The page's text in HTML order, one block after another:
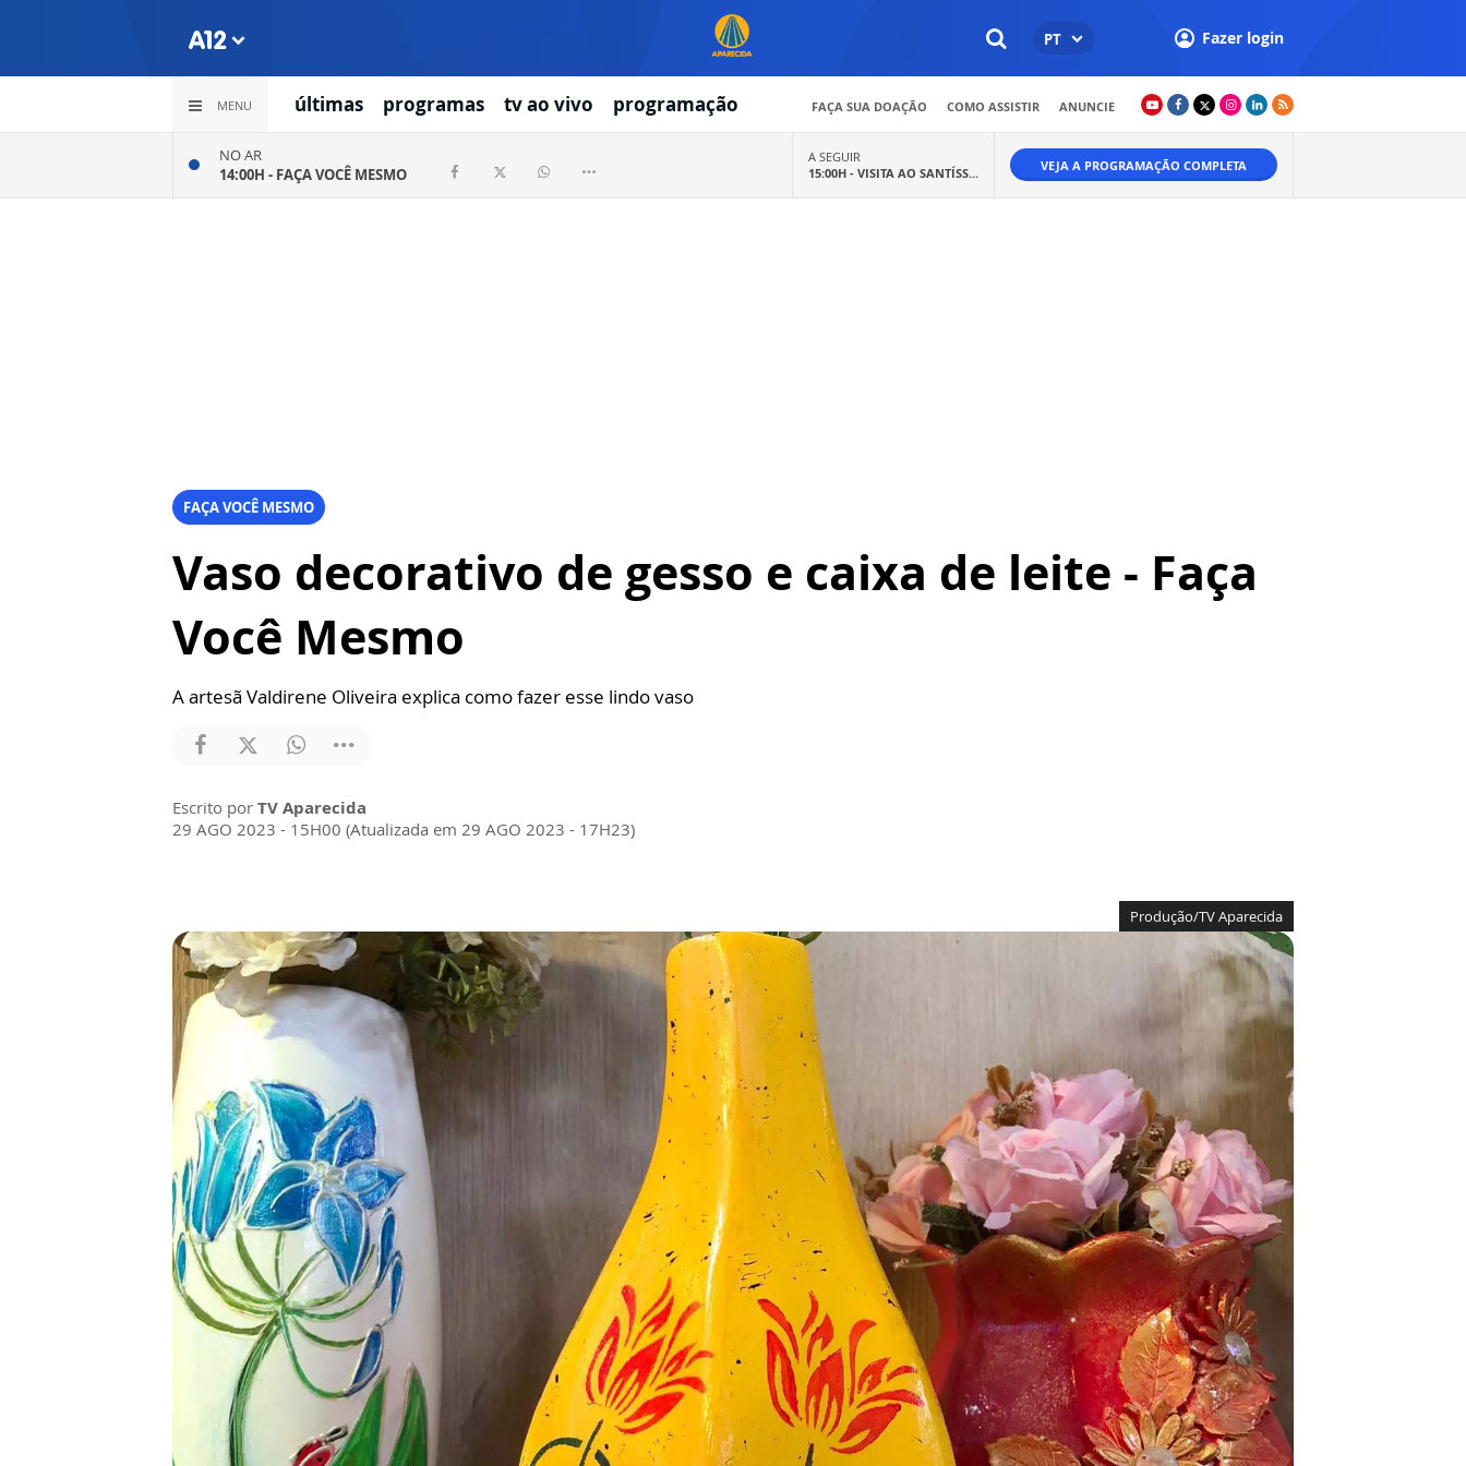
PT Fazer login
MENU últimas programas tv ao vivo programação FAÇA SUA DOAÇÃO COMO ASSISTIR ANUNCIE
NO AR
14:00H - FAÇA VOCÊ MESMO
A SEGUIR
15:00H - VISITA AO SANTÍSS... VEJA A PROGRAMAÇÃO COMPLETA
FAÇA VOCÊ MESMO
Vaso decorativo de gesso e caixa de leite - Faça
Você Mesmo
A artesã Valdirene Oliveira explica como fazer esse lindo vaso
Escrito por TV Aparecida
29 AGO 2023 - 15H00 (Atualizada em 29 AGO 2023 - 17H23)
Produção/TV Aparecida